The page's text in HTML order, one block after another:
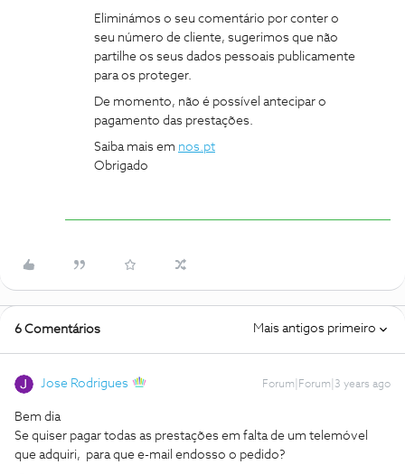
Eliminámos o seu comentário por conter o
seu número de cliente, sugerimos que não
partilhe os seus dados pessoais publicamente
para os proteger.
De momento, não é possível antecipar o
pagamento das prestações.
Saiba mais em nos.pt
Obrigado
6 Comentários Mais antigos primeiro
Jose Rodrigues Forum|Forum|3 years ago
Bem dia
Se quiser pagar todas as prestações em falta de um telemóvel
que adquiri, para que e-mail endosso o pedido?